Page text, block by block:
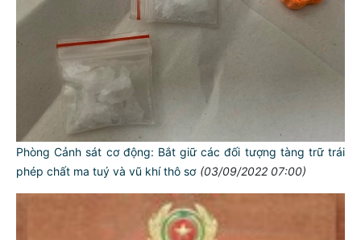
Phòng Cảnh sát cơ động: Bắt giữ các đối tượng tàng trữ trái
phép chất ma tuý và vũ khí thô sơ (03/09/2022 07:00)